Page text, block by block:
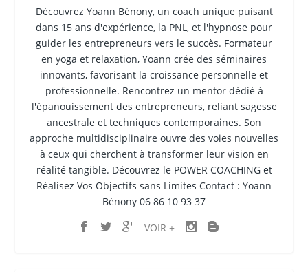
Découvrez Yoann Bénony, un coach unique puisant
dans 15 ans d'expérience, la PNL, et l'hypnose pour
guider les entrepreneurs vers le succès. Formateur
en yoga et relaxation, Yoann crée des séminaires
innovants, favorisant la croissance personnelle et
professionnelle. Rencontrez un mentor dédié à
l'épanouissement des entrepreneurs, reliant sagesse
ancestrale et techniques contemporaines. Son
approche multidisciplinaire ouvre des voies nouvelles
à ceux qui cherchent à transformer leur vision en
réalité tangible. Découvrez le POWER COACHING et
Réalisez Vos Objectifs sans Limites Contact : Yoann
Bénony 06 86 10 93 37
VOIR +